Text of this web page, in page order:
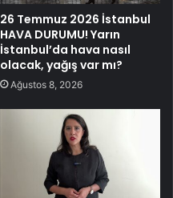
26 Temmuz 2026 İstanbul
HAVA DURUMU! Yarın
İstanbul’da hava nasıl
olacak, yağış var mı?
Ağustos 8, 2026